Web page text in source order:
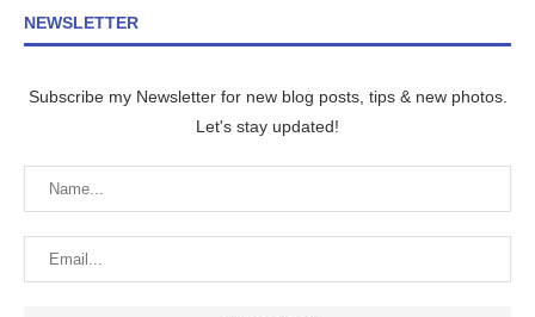
NEWSLETTER
Subscribe my Newsletter for new blog posts, tips & new photos.
Let's stay updated!